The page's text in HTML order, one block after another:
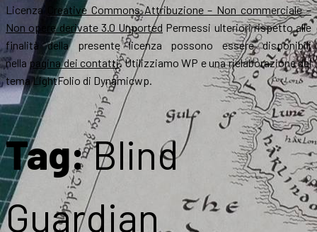
Licenza
Creative Commons Attribuzione – Non commerciale –
Non opere derivate 3.0 Unported Permessi ulteriori rispetto alle
finalità della presente licenza possono essere disponibili
nella pagina dei contatti. Utilizziamo WP e una rielaborazione del
tema LightFolio di Dynamicwp.
Tag:Blind
Guardian